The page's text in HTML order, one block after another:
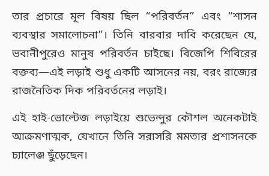
তার প্রচারে মূল বিষয় ছিল “পরিবর্তন” এবং “শাসন
ব্যবস্থার সমালোচনা”। তিনি বারবার দাবি করেছেন যে,
ভবানীপুরেও মানুষ পরিবর্তন চাইছে। বিজেপি শিবিরের
বক্তব্য—এই লড়াই শুধু একটি আসনের নয়, বরং রাজ্যের
রাজনৈতিক দিক পরিবর্তনের লড়াই।
এই হাই-ভোল্টেজ লড়াইয়ে শুভেন্দুর কৌশল অনেকটাই
আক্রমণাত্মক, যেখানে তিনি সরাসরি মমতার প্রশাসনকে
চ্যালেঞ্জ ছুঁড়েছেন।